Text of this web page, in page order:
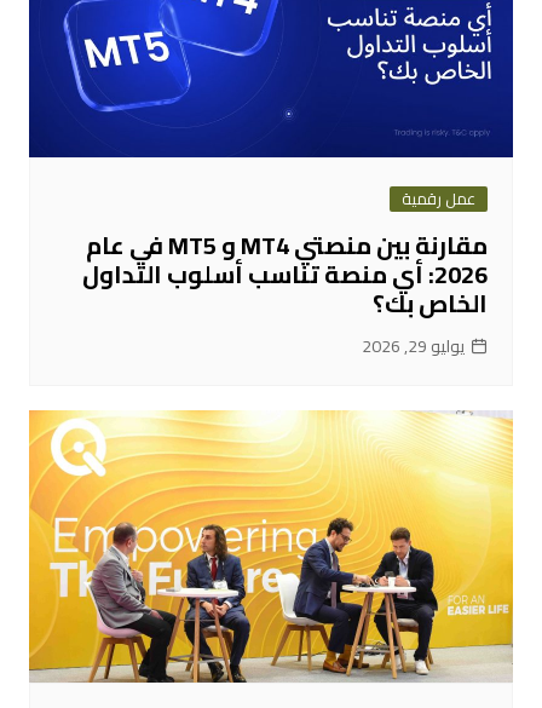
عمل رقمية
مقارنة بين منصتي MT4 و MT5 في عام
2026: أي منصة تناسب أسلوب التداول
الخاص بك؟
يوليو 29, 2026